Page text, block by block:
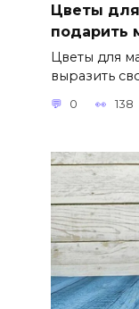
Цветы
подарить
Цветы для
выразить
0 138